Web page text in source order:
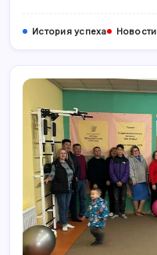
История успеха Новости